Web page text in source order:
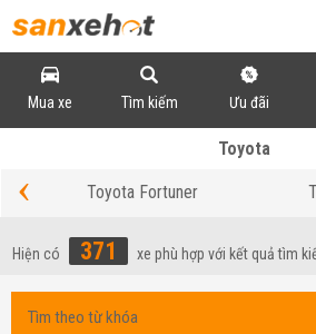
Mua xe Tìm kiếm Ưu đãi
Toyota
Toyota Fortuner
‹
Hiện có 371 xe phù hợp với kết quả tìm